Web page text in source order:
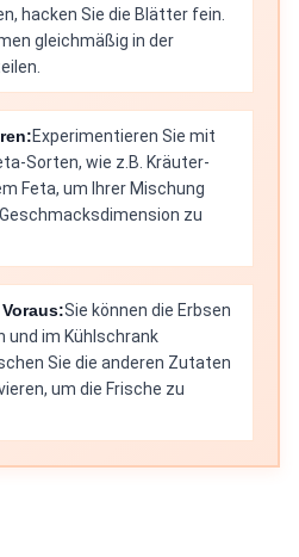
hacken Sie die Blätter fein.
gleichmäßig in der
Experimentieren Sie mit
Sorten, wie z.B. Kräuter-
Feta, um Ihrer Mischung
zu
Sie können die Erbsen
und im Kühlschrank
Sie die anderen Zutaten
um die Frische zu